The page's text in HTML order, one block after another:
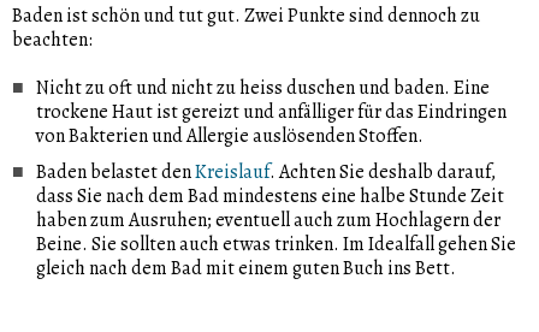
Baden ist schön und tut gut. Zwei Punkte sind dennoch zu
beachten:
Nicht zu oft und nicht zu heiss duschen und baden. Eine
trockene Haut ist gereizt und anfälliger für das Eindringen
von Bakterien und Allergie auslösenden Stoffen.
Baden belastet denKreislauf. Achten Sie deshalb darauf,
dass Sie nach dem Bad mindestens eine halbe Stunde Zeit
haben zum Ausruhen; eventuell auch zum Hochlagern der
Beine. Sie sollten auch etwas trinken. Im Idealfall gehen Sie
gleich nach dem Bad mit einem guten Buch ins Bett.